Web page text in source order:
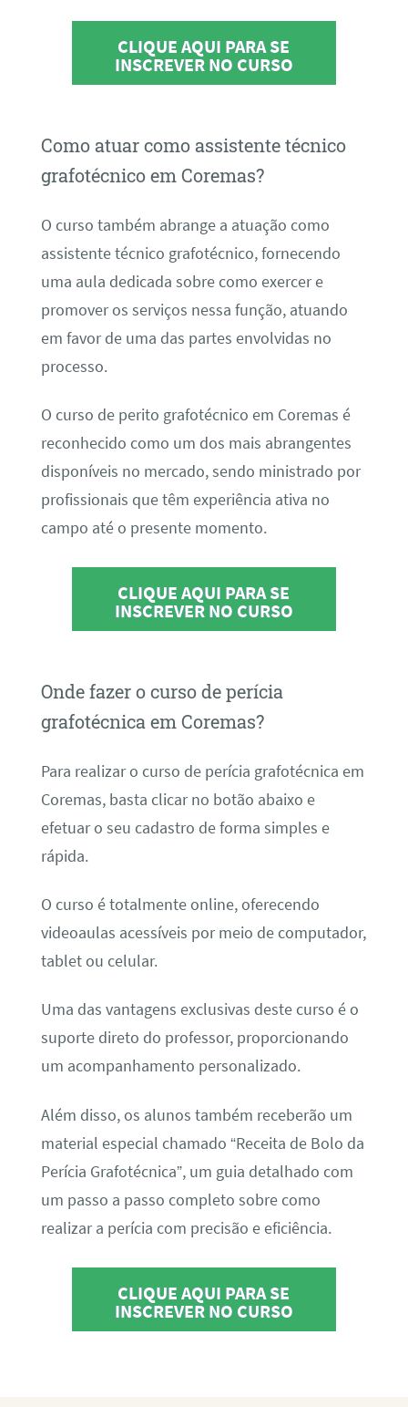
CLIQUE AQUI PARA SE
INSCREVER NO CURSO
Como atuar como assistente técnico
grafotécnico em Coremas?
O curso também abrange a atuação como
assistente técnico grafotécnico, fornecendo
uma aula dedicada sobre como exercer e
promover os serviços nessa função, atuando
em favor de uma das partes envolvidas no
processo.
O curso de perito grafotécnico em Coremas é
reconhecido como um dos mais abrangentes
disponíveis no mercado, sendo ministrado por
profissionais que têm experiência ativa no
campo até o presente momento.
CLIQUE AQUI PARA SE
INSCREVER NO CURSO
Onde fazer o curso de perícia
grafotécnica em Coremas?
Para realizar o curso de perícia grafotécnica em
Coremas, basta clicar no botão abaixo e
efetuar o seu cadastro de forma simples e
rápida.
O curso é totalmente online, oferecendo
videoaulas acessíveis por meio de computador,
tablet ou celular.
Uma das vantagens exclusivas deste curso é o
suporte direto do professor, proporcionando
um acompanhamento personalizado.
Além disso, os alunos também receberão um
material especial chamado “Receita de Bolo da
Perícia Grafotécnica”, um guia detalhado com
um passo a passo completo sobre como
realizar a perícia com precisão e eficiência.
CLIQUE AQUI PARA SE
INSCREVER NO CURSO